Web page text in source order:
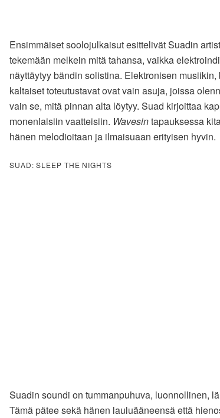
Ensimmäiset soolojulkaisut esittelivät Suadin
tekemään melkein mitä tahansa, vaikka
näyttäytyy bändin solistina. Elektronisen
kaltaiset toteutustavat ovat vain asuja, joissa
vain se, mitä pinnan alta löytyy. Suad kirjoittaa
monenlaisiin vaatteisiin. Wavesintapauksessa
hänen melodioitaan ja ilmaisuaan erityisen hyvin.
SUAD: SLEEP THE NIGHTS
Suadin soundi on tummanpuhuva, luonnollinen,
Tämä pätee sekä hänen lauluääneensä että